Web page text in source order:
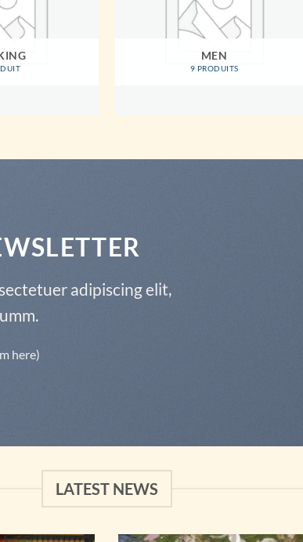
MEN
9 PRODUITS
adipiscing elit,
here)
LATEST NEWS